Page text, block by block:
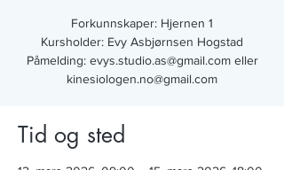
Forkunnskaper: Hjernen 1
Kursholder: Evy Asbjørnsen Hogstad
Påmelding: evys.studio.as@gmail.com eller
Tid og sted